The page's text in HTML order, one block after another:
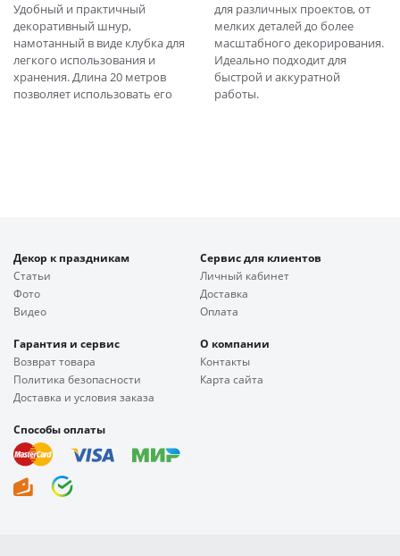
Удобный и практичный
декоративный шнур,
намотанный в виде клубка для
легкого использования и
хранения. Длина 20 метров
позволяет использовать его
для различных проектов, от
мелких деталей до более
масштабного декорирования.
Идеально подходит для
быстрой и аккуратной
работы.
Декор к праздникам
Статьи
Фото
Видео
Сервис для клиентов
Личный кабинет
Доставка
Оплата
Гарантия и сервис
Возврат товара
Политика безопасности
Доставка и условия заказа
О компании
Контакты
Карта сайта
Способы оплаты